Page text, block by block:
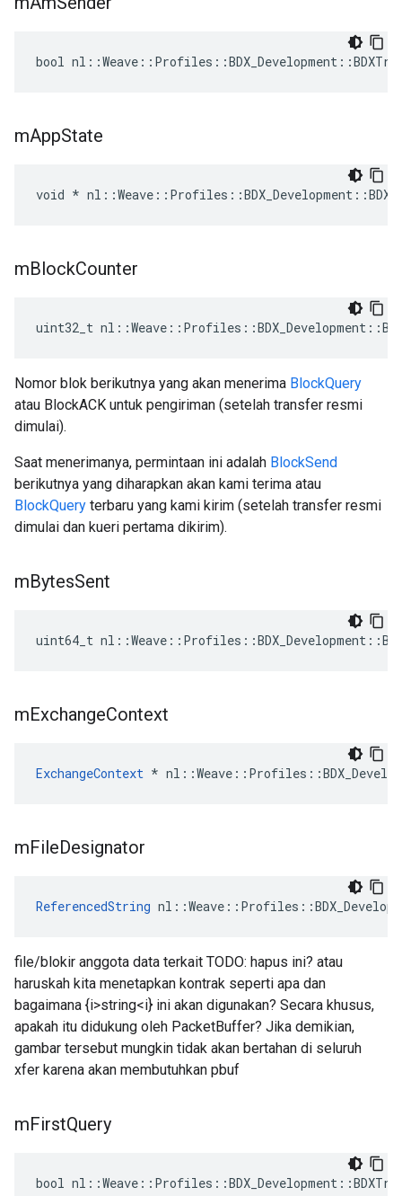
bool
mAppState
void *
mBlockCounter
uint32_t
Nomor blok berikutnya yang akan menerima BlockQuery
atau BlockACK untuk pengiriman (setelah transfer resmi
dimulai).
Saat menerimanya, permintaan ini adalah BlockSend
berikutnya yang diharapkan akan kami terima atau
BlockQuery terbaru yang kami kirim (setelah transfer resmi
dimulai dan kueri pertama dikirim).
mBytesSent
uint64_t
mExchangeContext
ExchangeContext *
mFileDesignator
ReferencedString
file/blokir anggota data terkait TODO: hapus ini? atau
haruskah kita menetapkan kontrak seperti apa dan
bagaimana {i>string<i} ini akan digunakan? Secara khusus,
apakah itu didukung oleh PacketBuffer? Jika demikian,
gambar tersebut mungkin tidak akan bertahan di seluruh
xfer karena akan membutuhkan pbuf
mFirstQuery
bool